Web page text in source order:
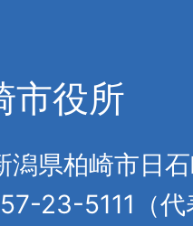
市役所
県柏崎市日
23-5111（代